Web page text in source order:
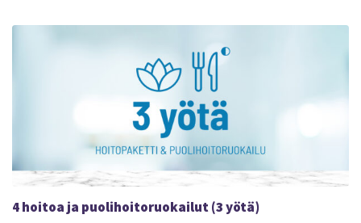
4 hoitoa ja puolihoitoruokailut (3 yötä)